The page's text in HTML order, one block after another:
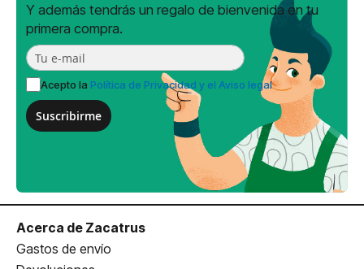
Y además tendrás un regalo de bienvenida en tu
primera compra.
Acepto la Política de Privacidad y el Aviso legal
Suscribirme
Acerca de Zacatrus
Gastos de envío